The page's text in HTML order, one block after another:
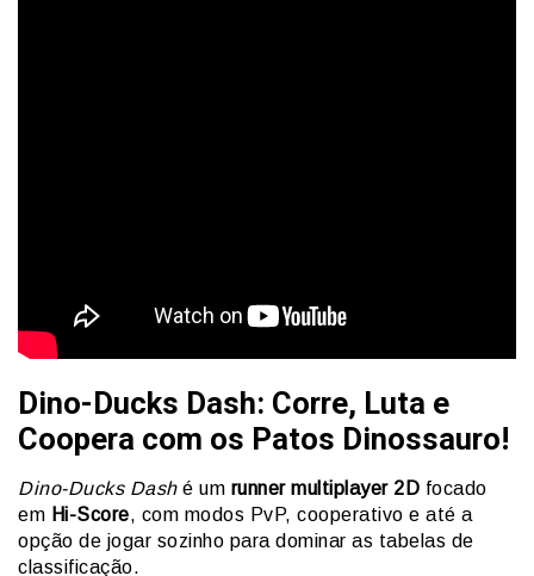
Dino-Ducks Dash: Corre, Luta e
Coopera com os Patos Dinossauro!
Dino-Ducks Dashé um runner multiplayer 2D focado
em Hi-Score, com modos PvP, cooperativo e até a
opção de jogar sozinho para dominar as tabelas de
classificação.